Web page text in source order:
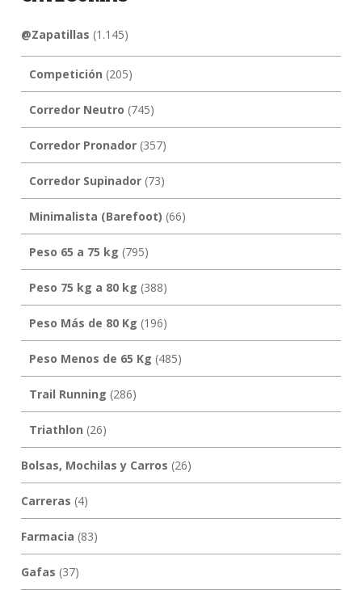
@Zapatillas (1.145)
Competición (205)
Corredor Neutro (745)
Corredor Pronador(357)
Corredor Supinador(73)
Minimalista (Barefoot) (66)
Peso 65 a 75 kg (795)
Peso 75 kg a 80 kg (388)
Peso Más de 80 Kg (196)
Peso Menos de 65 Kg (485)
Trail Running (286)
Triathlon (26)
Bolsas, Mochilas y Carros (26)
Carreras (4)
Farmacia (83)
Gafas (37)